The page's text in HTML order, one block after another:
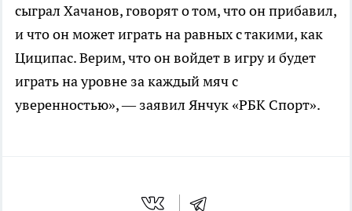
сыграл Хачанов, говорят о том, что он прибавил,
и что он может играть на равных с такими, как
Циципас. Верим, что он войдет в игру и будет
играть на уровне за каждый мяч с
уверенностью», — заявил Янчук «РБК Спорт».